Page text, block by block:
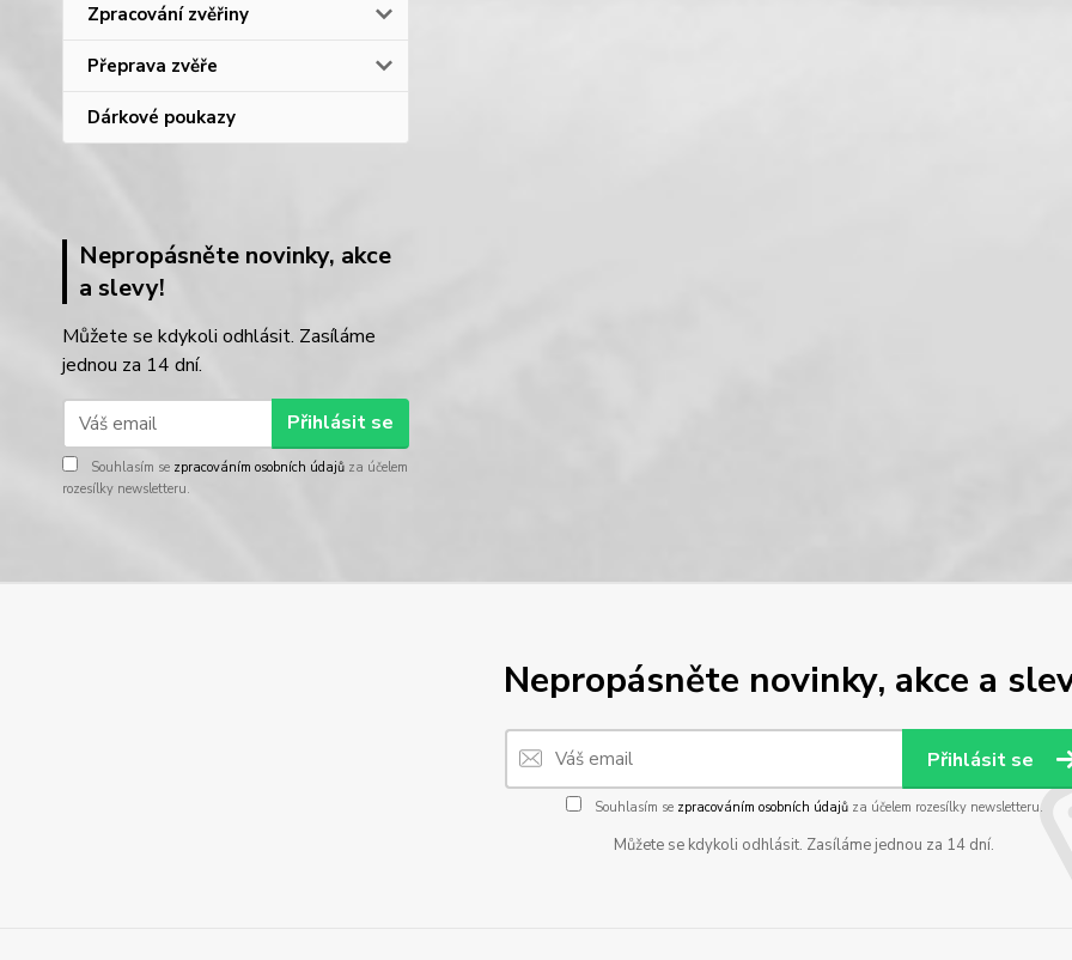
Zpracování zvěřiny
Přeprava zvěře
Dárkové poukazy
Nepropásněte novinky, akce
a slevy!
Můžete se kdykoli odhlásit. Zasíláme
jednou za 14 dní.
Přihlásit se
Souhlasím se zpracováním osobních údajů za účelem
rozesílky newsletteru.
Nepropásněte novinky, akce a
Přihlásit se
Souhlasím se zpracováním osobních údajůza účelem rozesílky newsletteru.
Můžete se kdykoli odhlásit. Zasíláme jednou za 14 dní.